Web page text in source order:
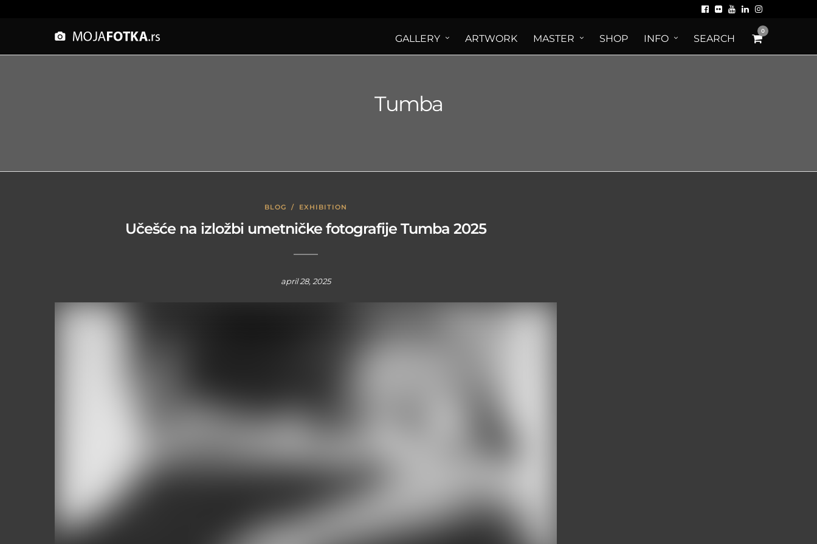
GALLERY ARTWORK MASTER SHOP INFO SEARCH
0
Tumba
BLOG / EXHIBITION
Učešće na izložbi umetničke fotografije Tumba 2025
april 28, 2025